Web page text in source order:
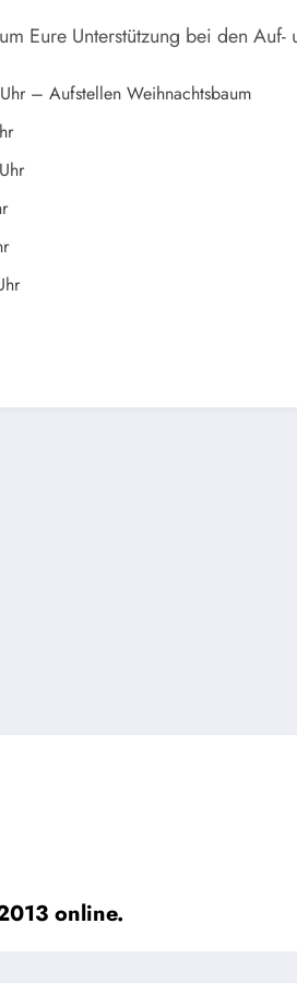
Eure Unterstützung bei den
– Aufstellen Weihnachtsbaum
online.